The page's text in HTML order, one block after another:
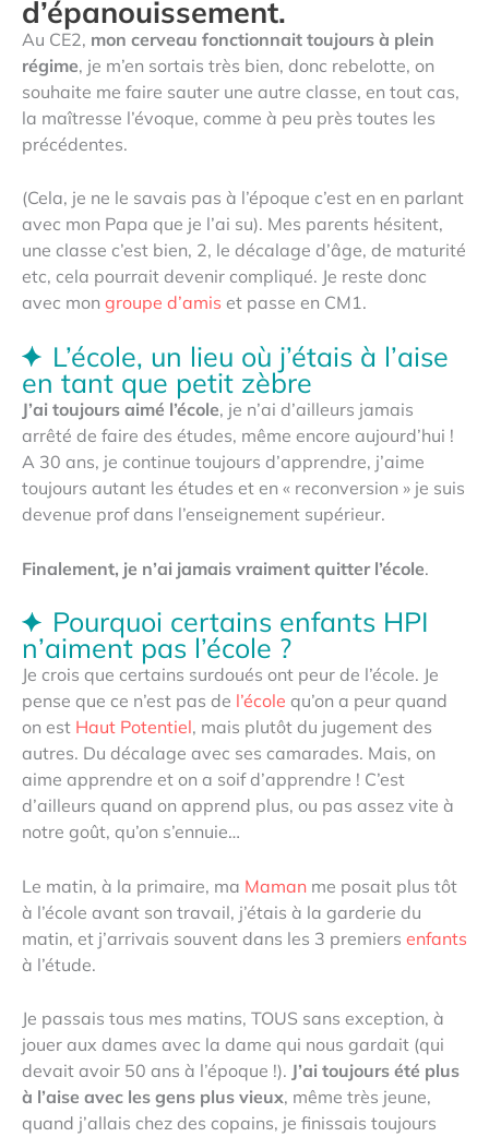
d’épanouissement.
Au CE2, mon cerveau fonctionnait toujours à plein
régime, je m’en sortais très bien, donc rebelotte, on
souhaite me faire sauter une autre classe, en tout cas,
la maîtresse l’évoque, comme à peu près toutes les
précédentes.
(Cela, je ne le savais pas à l’époque c’est en en parlant
avec mon Papa que je l’ai su). Mes parents hésitent,
une classe c’est bien, 2, le décalage d’âge, de maturité
etc, cela pourrait devenir compliqué. Je reste donc
avec mon groupe d’amis et passe en CM1.
L’école, un lieu où j’étais à l’aise
en tant que petit zèbre
J’ai toujours aimé l’école, je n’ai d’ailleurs jamais
arrêté de faire des études, même encore aujourd’hui !
A 30 ans, je continue toujours d’apprendre, j’aime
toujours autant les études et en « reconversion » je suis
devenue prof dans l’enseignement supérieur.
Finalement, je n’ai jamais vraiment quitter l’école.
Pourquoi certains enfants HPI
n’aiment pas l’école ?
Je crois que certains surdoués ont peur de l’école. Je
pense que ce n’est pas de l’école qu’on a peur quand
on est Haut Potentiel, mais plutôt du jugement des
autres. Du décalage avec ses camarades. Mais, on
aime apprendre et on a soif d’apprendre ! C’est
d’ailleurs quand on apprend plus, ou pas assez vite à
notre goût, qu’on s’ennuie…
Le matin, à la primaire, ma Maman me posait plus tôt
à l’école avant son travail, j’étais à la garderie du
matin, et j’arrivais souvent dans les 3 premiers enfants
à l’étude.
Je passais tous mes matins, TOUS sans exception, à
jouer aux dames avec la dame qui nous gardait (qui
devait avoir 50 ans à l’époque !). J’ai toujours été plus
à l’aise avec les gens plus vieux, même très jeune,
quand j’allais chez des copains, je finissais toujours